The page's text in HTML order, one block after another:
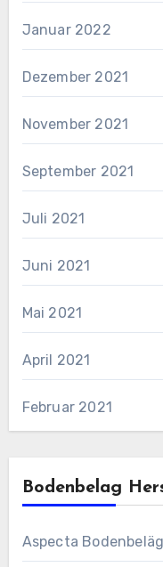
Januar 2022
Dezember 2021
November 2021
September 2021
Juli 2021
Juni 2021
Mai 2021
April 2021
Februar 2021
Bodenbelag
Aspecta